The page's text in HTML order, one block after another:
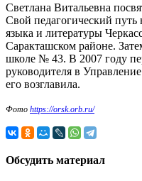
Светлана Витальевна
Свой педагогический путь
языка и литературы
Саракташском районе.
школе № 43. В 2007 году
руководителя в
его возглавила.
Фото https://orsk.orb.ru/
Обсудить материал